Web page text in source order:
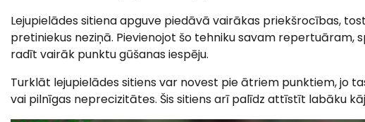
Lejupielādes sitiena apguve piedāvā vairākas priekšrocības,
pretiniekus neziņā. Pievienojot šo tehniku savam
radīt vairāk punktu gūšanas iespēju.
Turklāt lejupielādes sitiens var novest pie ātriem punktiem, jo
vai pilnīgas neprecizitātes. Šis sitiens arī palīdz attīstīt labāku